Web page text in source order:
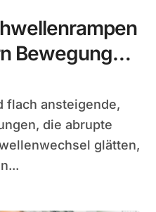
Bewegung
die abrupte
glätten,